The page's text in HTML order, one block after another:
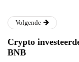
Volgende
Crypto
BNB